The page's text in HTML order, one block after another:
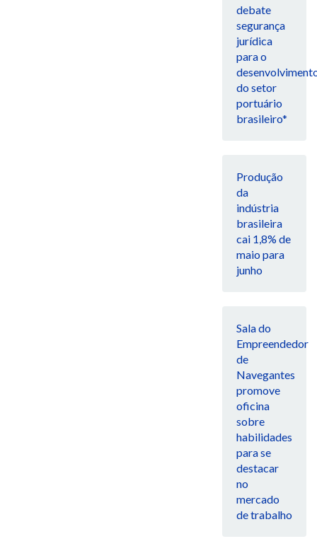
debate
segurança
jurídica
para o
do setor
portuário
brasileiro*
Produção
da
indústria
brasileira
cai 1,8% de
maio para
junho
Sala do
Empreendedor
de
Navegantes
promove
oficina
sobre
habilidades
para se
destacar
no
mercado
de trabalho